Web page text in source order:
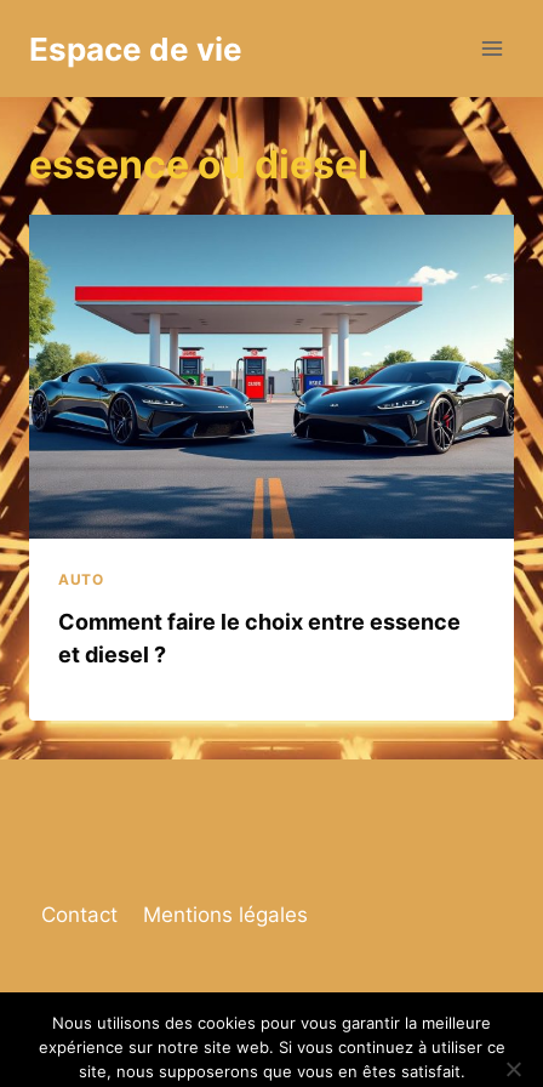
Espace de vie
essence ou diesel
AUTO
Comment faire le choix entre essence
et diesel ?
Contact Mentions légales
© 2026 Espace de vie
Nous utilisons des cookies pour vous garantir la meilleure
expérience sur notre site web. Si vous continuez à utiliser ce
site, nous supposerons que vous en êtes satisfait.